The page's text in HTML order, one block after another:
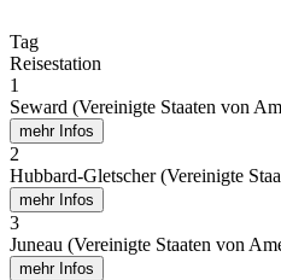
Tag
Reisestation
1
Seward (Vereinigte Staaten von
mehr Infos
2
Hubbard-Gletscher (Vereinigte
mehr Infos
3
Juneau (Vereinigte Staaten von
mehr Infos